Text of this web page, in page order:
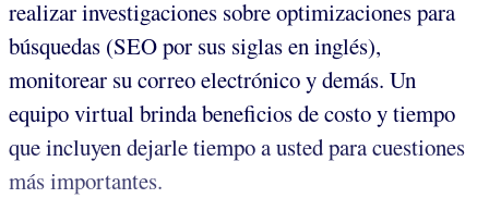
realizar investigaciones sobre optimizaciones para
búsquedas (SEO por sus siglas en inglés),
monitorear su correo electrónico y demás. Un
equipo virtual brinda beneficios de costo y tiempo
que incluyen dejarle tiempo a usted para cuestiones
más importantes.